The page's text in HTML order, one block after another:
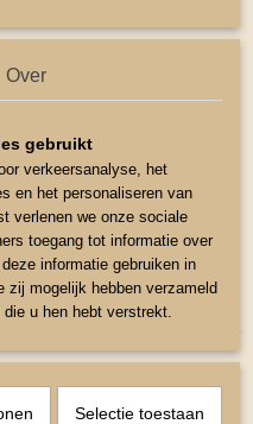
Over
gebruikt
verkeersanalyse, het
en het personaliseren van
verlenen we onze sociale
toegang tot informatie over
informatie gebruiken in
zij mogelijk hebben verzameld
u hen hebt verstrekt.
Selectie toestaan